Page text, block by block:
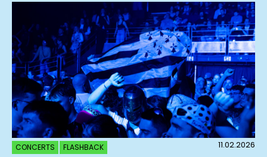
CONCERTS FLASHBACK 11.02.2026